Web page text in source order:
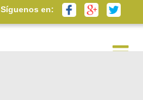
Síguenos en: